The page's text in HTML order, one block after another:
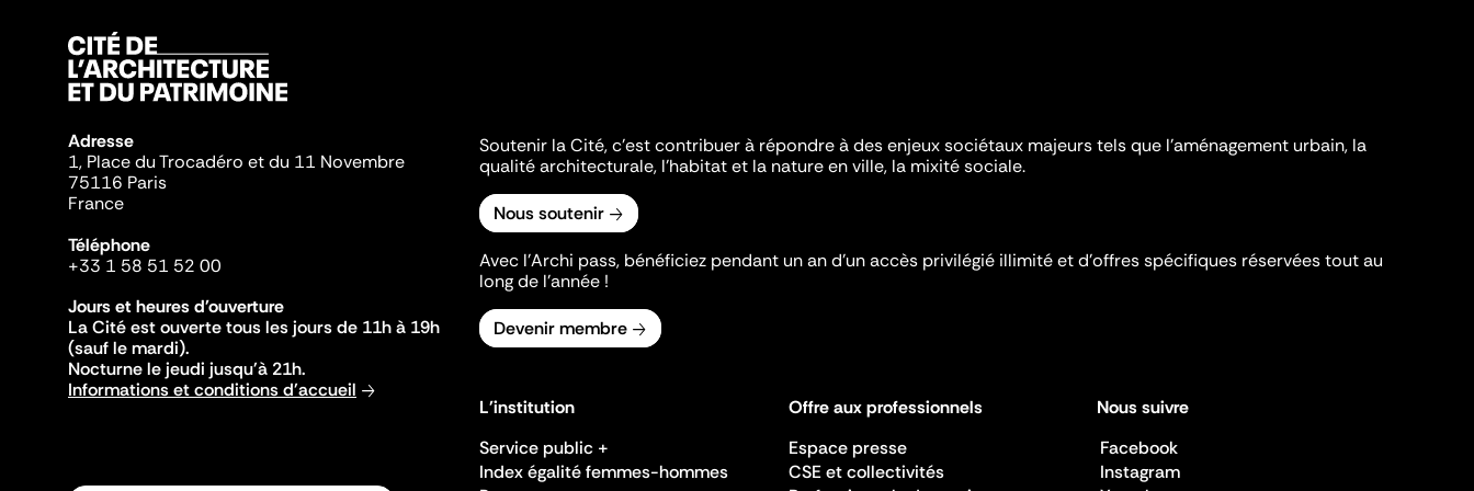
Adresse
1, Place du Trocadéro et du 11 Novembre
75116 Paris
France
Téléphone
+33 1 58 51 52 00
Jours et heures d'ouverture
La Cité est ouverte tous les jours de 11h à 19h
(sauf le mardi).
Nocturne le jeudi jusqu'à 21h.
Informations et conditions d'accueil
Soutenir la Cité, c'est contribuer à répondre à des enjeux sociétaux majeurs tels que l'aménagement urbain, la
qualité architecturale, l'habitat et la nature en ville, la mixité sociale.
Nous soutenir
Avec l’Archi pass, bénéficiez pendant un an d’un accès privilégié illimité et d’offres spécifiques réservées tout au
long de l’année !
Devenir membre
L'institution
Service public +
Index égalité femmes-hommes
Offre aux professionnels
Espace presse
CSE et collectivités
Nous suivre
Facebook
Instagram